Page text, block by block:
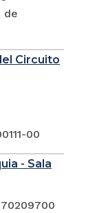
de
Circuito
00
- Sala